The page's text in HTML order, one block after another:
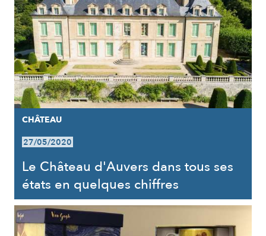
CHÂTEAU
27/05/2020
Le Château d'Auvers dans tous ses
états en quelques chiffres